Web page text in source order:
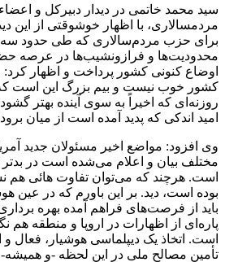
سید محمد خاتمی در دیدار دبیرکل و
مردمسالاری، با اظهار خوشوقتی از این
برای حزب مردم‌سالاری که طی حدود سه
محدودیت‌ها و فرازونشیب‌ها در عرصه
اوضاع کنونی کشور پرداخت و اظهار
کشور خوب نیست و بیم بزرگ این است
روزنه‌ای که اخیراً به سوی آینده بهتر
امید اندکی که پدید آمده است از میان
وی افزود: مواضع اخیر مسئولان جدید
مختلف بیان و اعلام می‌شده است در بدتر
است. هرچند که می‌توان تفاوت هائی هم
بوده است، دید. بر این باورم که در عین
باید از فرصت‌های فراهم آمده بهره
پاره‌ای از اظهارات در اروپا و منطقه هم
است. اتخاذ یک دیپلماسی هوشیار، فعال
تأمین مصالح ملی در این لحظه -و